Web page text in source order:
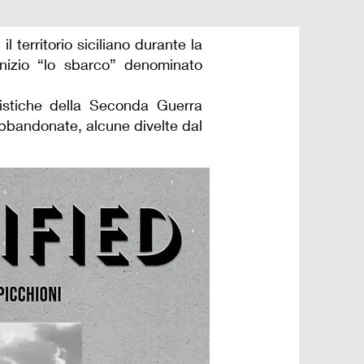
territorio siciliano durante la
“lo sbarco” denominato
della Seconda Guerra
alcune divelte dal